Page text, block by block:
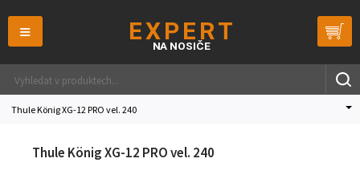
≡
Thule König XG-12 PRO vel. 240
Thule König XG-12 PRO vel. 240